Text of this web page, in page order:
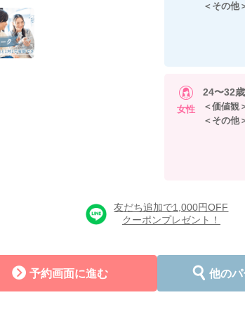
＜その
女性
24〜32歳
＜価値
＜その
友だち追加で1,000円OFF
クーポンプレゼント！
予約画面に進む 他の